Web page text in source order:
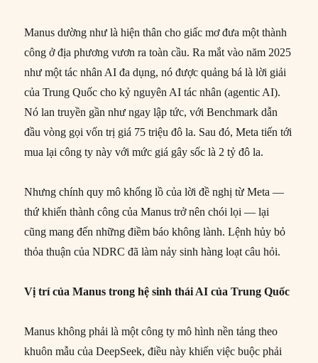
Manus dường như là hiện thân cho giấc mơ đưa một thành
công ở địa phương vươn ra toàn cầu. Ra mắt vào năm 2025
như một tác nhân AI đa dụng, nó được quảng bá là lời giải
của Trung Quốc cho kỷ nguyên AI tác nhân (agentic AI).
Nó lan truyền gần như ngay lập tức, với Benchmark dẫn
đầu vòng gọi vốn trị giá 75 triệu đô la. Sau đó, Meta tiến tới
mua lại công ty này với mức giá gây sốc là 2 tỷ đô la.
Nhưng chính quy mô khổng lồ của lời đề nghị từ Meta —
thứ khiến thành công của Manus trở nên chói lọi — lại
cũng mang đến những điềm báo không lành. Lệnh hủy bỏ
thỏa thuận của NDRC đã làm nảy sinh hàng loạt câu hỏi.
Vị trí của Manus trong hệ sinh thái AI của Trung Quốc
Manus không phải là một công ty mô hình nền tảng theo
khuôn mẫu của DeepSeek, điều này khiến việc buộc phải